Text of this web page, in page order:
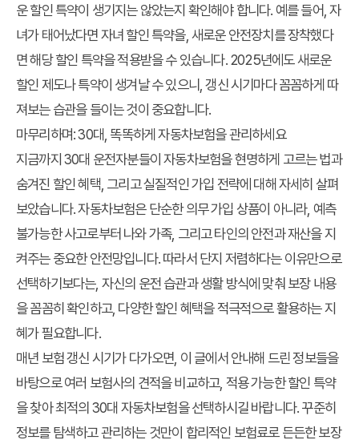
운 할인 특약이 생기지는 않았는지 확인해야 합니다. 예를 들어, 자
녀가 태어났다면 자녀 할인 특약을, 새로운 안전장치를 장착했다
면 해당 할인 특약을 적용받을 수 있습니다. 2025년에도 새로운
할인 제도나 특약이 생겨날 수 있으니, 갱신 시기마다 꼼꼼하게 따
져보는 습관을 들이는 것이 중요합니다.
마무리하며: 30대, 똑똑하게 자동차보험을 관리하세요
지금까지 30대 운전자분들이 자동차보험을 현명하게 고르는 법과
숨겨진 할인 혜택, 그리고 실질적인 가입 전략에 대해 자세히 살펴
보았습니다. 자동차보험은 단순한 의무 가입 상품이 아니라, 예측
불가능한 사고로부터 나와 가족, 그리고 타인의 안전과 재산을 지
켜주는 중요한 안전망입니다. 따라서 단지 저렴하다는 이유만으로
선택하기보다는, 자신의 운전 습관과 생활 방식에 맞춰 보장 내용
을 꼼꼼히 확인하고, 다양한 할인 혜택을 적극적으로 활용하는 지
혜가 필요합니다.
매년 보험 갱신 시기가 다가오면, 이 글에서 안내해 드린 정보들을
바탕으로 여러 보험사의 견적을 비교하고, 적용 가능한 할인 특약
을 찾아 최적의 30대 자동차보험을 선택하시길 바랍니다. 꾸준히
정보를 탐색하고 관리하는 것만이 합리적인 보험료로 든든한 보장